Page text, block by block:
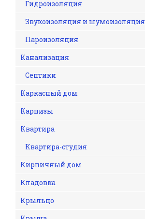
Гидроизоляция
Звукоизоляция и шумоизоляция
Пароизоляция
Канализация
Септики
Каркасный дом
Карнизы
Квартира
Квартира-студия
Кирпичный дом
Кладовка
Крыльцо